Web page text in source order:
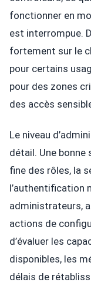
fonctionner en
est interrompue.
fortement sur le
pour certains
pour des zones
des accès
Le niveau
détail. Une
fine des rôles, la
l’authentification
administrateurs,
actions de
d’évaluer les
disponibles, les
délais de